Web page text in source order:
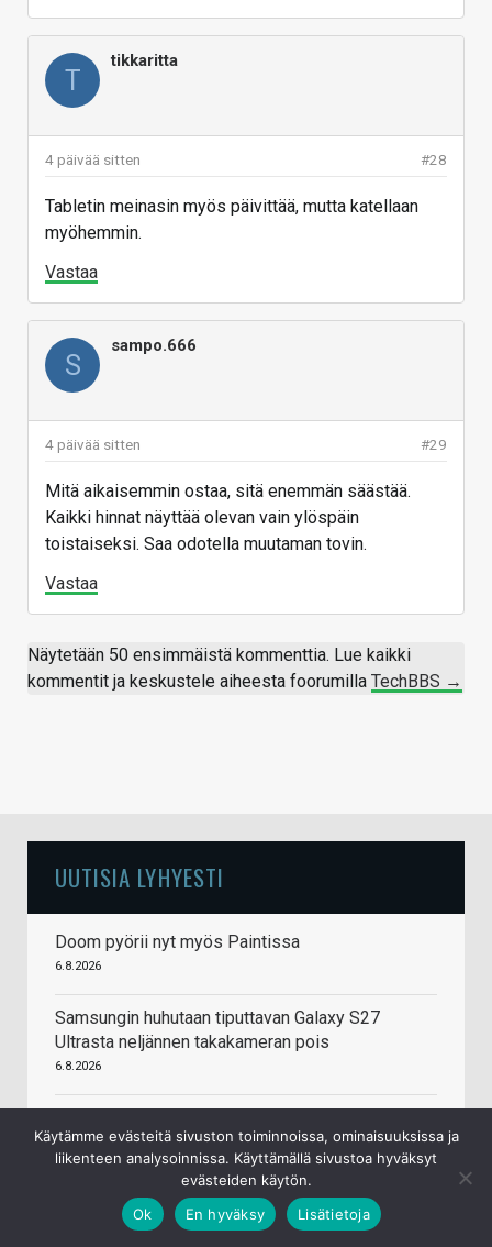
T
tikkaritta
#28
4 päivää sitten
Tabletin meinasin myös päivittää, mutta katellaan
myöhemmin.
Vastaa
S
sampo.666
#29
4 päivää sitten
Mitä aikaisemmin ostaa, sitä enemmän säästää.
Kaikki hinnat näyttää olevan vain ylöspäin
toistaiseksi. Saa odotella muutaman tovin.
Vastaa
Näytetään 50 ensimmäistä kommenttia. Lue kaikki
kommentit ja keskustele aiheesta foorumilla TechBBS →
UUTISIA LYHYESTI
Doom pyörii nyt myös Paintissa
6.8.2026
Samsungin huhutaan tiputtavan Galaxy S27
Ultrasta neljännen takakameran pois
6.8.2026
firmwarea pelihiiriin
5.8.2026
Honor uudisti logonsa
Käytämme evästeitä sivuston toiminnoissa, ominaisuuksissa ja
liikenteen analysoinnissa. Käyttämällä sivustoa hyväksyt
evästeiden käytön.
Ok
En hyväksy Lisätietoja